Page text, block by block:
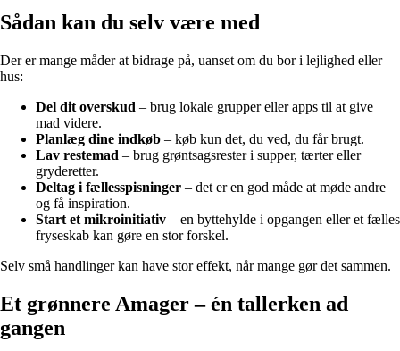
Sådan kan du selv være med
Der er mange måder at bidrage på, uanset om du bor i lejlighed eller
hus:
Del dit overskud – brug lokale grupper eller apps til at give
mad videre.
Planlæg dine indkøb – køb kun det, du ved, du får brugt.
Lav restemad – brug grøntsagsrester i supper, tærter eller
gryderetter.
Deltag i fællesspisninger – det er en god måde at møde andre
og få inspiration.
Start et mikroinitiativ – en byttehylde i opgangen eller et fælles
fryseskab kan gøre en stor forskel.
Selv små handlinger kan have stor effekt, når mange gør det sammen.
Et grønnere Amager – én tallerken ad
gangen